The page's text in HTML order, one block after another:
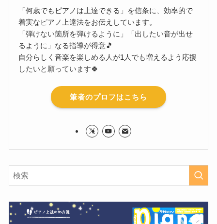
「何歳でもピアノは上達できる」を信条に、効率的で
着実なピアノ上達法をお伝えしています。
「弾けない箇所を弾けるように」「出したい音が出せ
るように」なる指導が得意🎵
自分らしく音楽を楽しめる人が1人でも増えるよう応援
したいと願っています🍀
筆者のプロフはこちら